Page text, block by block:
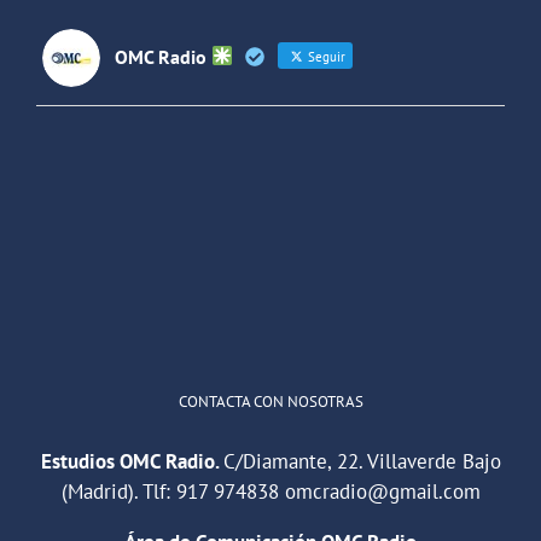
OMC Radio Seguir
CONTACTA CON NOSOTRAS
Estudios OMC Radio.C/Diamante, 22. Villaverde Bajo
(Madrid). Tlf: 917 974838 omcradio@gmail.com